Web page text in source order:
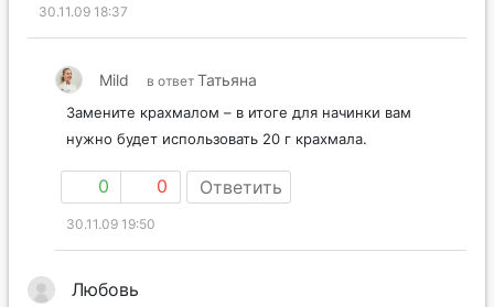
30.11.09 18:37
Mild в ответ Татьяна
Замените крахмалом – в итоге для начинки вам
нужно будет использовать 20 г крахмала.
0 0 Ответить
30.11.09 19:50
Любовь